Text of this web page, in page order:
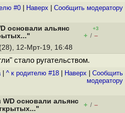
#0 Наверх Cообщить модератору
основали альянс
+3
+ / –
(28), 12-Мрт-19, 16:48
стало ругательством.
| ^ к родителю #18 Наверх
Cообщить
модератору
основали альянс
+ / –